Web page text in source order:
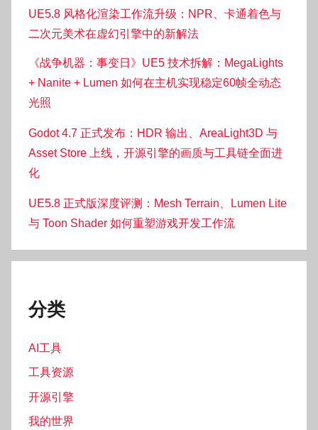
UE5.8 风格化渲染工作流升级：NPR、卡通着色与
二次元美术在虚幻引擎中的新解法
《战争机器：事变日》UE5 技术拆解：MegaLights
+ Nanite + Lumen 如何在主机实现稳定60帧全动态
光照
Godot 4.7 正式发布：HDR 输出、AreaLight3D 与
Asset Store 上线，开源引擎的画质与工具链全面进
化
UE5.8 正式版深度评测：Mesh Terrain、Lumen Lite
与 Toon Shader 如何重塑游戏开发工作流
分类
AI工具
工具资源
开源引擎
我的世界